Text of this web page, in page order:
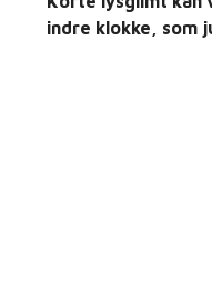
indre klokke, som